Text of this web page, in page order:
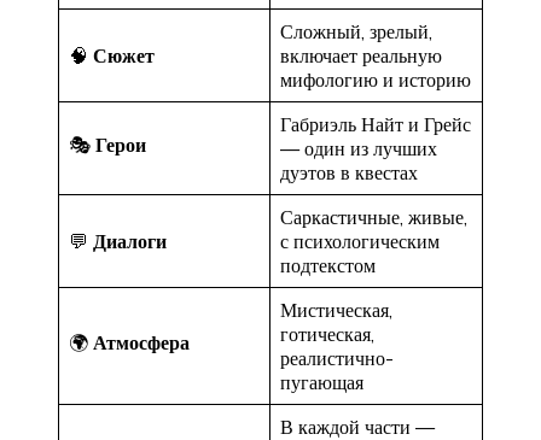
🧠 Сюжет
Сложный, зрелый,
включает реальную
мифологию и историю
🎭 Герои
Габриэль Найт и Грейс
— один из лучших
дуэтов в квестах
💬 Диалоги
Саркастичные, живые,
с психологическим
подтекстом
🌍 Атмосфера
Мистическая,
готическая,
реалистично-
пугающая
В каждой части —